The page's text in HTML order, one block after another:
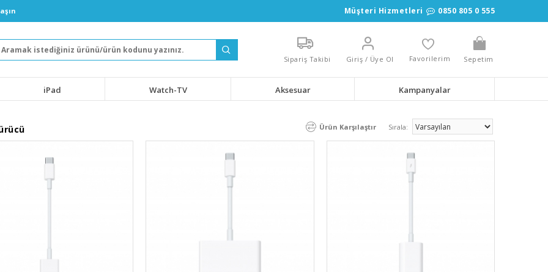
Müşteri Hizmetleri 0850 805 0 555
Sipariş Takibi Giriş / Üye Ol Favorilerim Sepetim
iPad Watch-TV Aksesuar Kampanyalar
Sırala:
Ürün Karşılaştır